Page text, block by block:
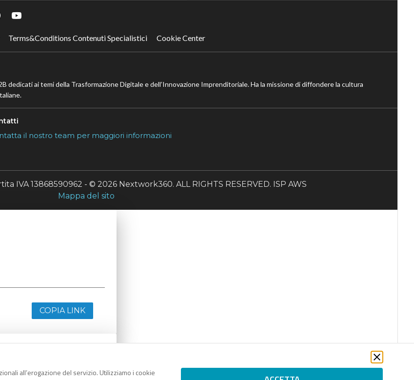
all’erogazione del servizio. Utilizziamo i cookie
Terms&Conditions Contenuti Specialistici Cookie Center
dedicati ai temi della Trasformazione Digitale e dell’Innovazione Imprenditoriale. Ha la missione di diffondere la cultura
il nostro team per maggiori informazioni
IVA 13868590962 - © 2026 Nextwork360. ALL RIGHTS RESERVED. ISP AWS
Mappa del sito
COPIA LINK